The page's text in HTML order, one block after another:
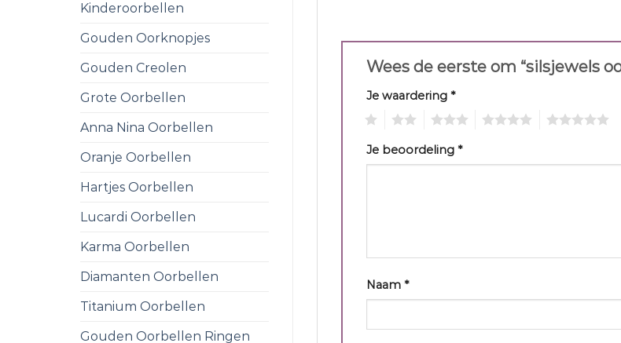
Kinderoorbellen
Gouden Oorknopjes
Gouden Creolen
Grote Oorbellen
Anna Nina Oorbellen
Oranje Oorbellen
Hartjes Oorbellen
Lucardi Oorbellen
Karma Oorbellen
Diamanten Oorbellen
Titanium Oorbellen
Gouden Oorbellen Ringen
Wees de eerste om “silsjewels
Je waardering *
Je beoordeling *
Naam *